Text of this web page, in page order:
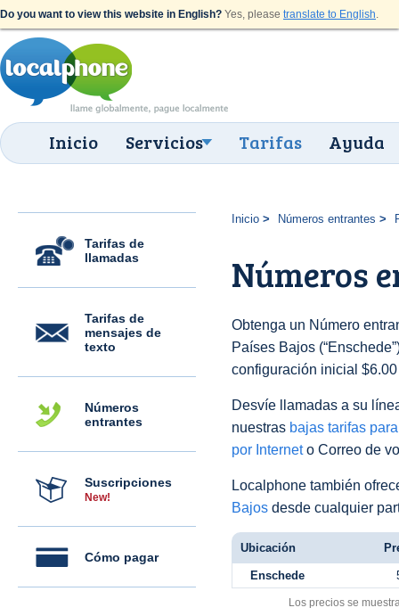
Do you want to view this website in English? Yes, please translate to English.
Inicio Servicios Tarifas Ayuda
Tarifas de
llamadas
Tarifas de
mensajes de
texto
Números
entrantes
Suscripciones
New!
Cómo pagar
Inicio Números entrantes
Números
Obtenga un Número
Países Bajos
configuración inicial
Desvíe llamadas a su
nuestras bajas tarifas
por Interneto Correo de
Localphone también
Bajos desde cualquier
Ubicación
Enschede
Los precios se